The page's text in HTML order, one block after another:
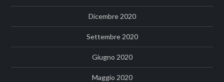
Dicembre 2020
Settembre 2020
Giugno 2020
Maggio 2020